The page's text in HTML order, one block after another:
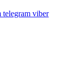
telegram viber